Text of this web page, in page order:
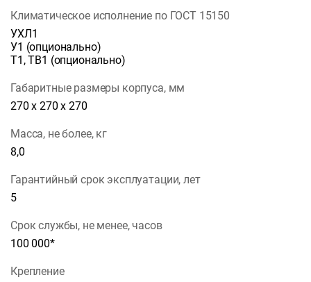
Климатическое исполнение по ГОСТ 15150
УХЛ1
У1 (опционально)
Т1, ТВ1 (опционально)
Габаритные размеры корпуса, мм
270 х 270 х 270
Масса, не более, кг
8,0
Гарантийный срок эксплуатации, лет
5
Срок службы, не менее, часов
100 000*
Крепление